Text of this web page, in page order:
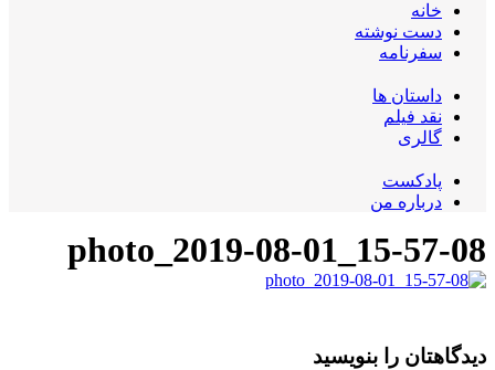
خانه
دست نوشته
سفرنامه
داستان ها
نقد فیلم
گالری
پادکست
درباره من
photo_2019-08-01_15-57-08
دیدگاهتان را بنویسید